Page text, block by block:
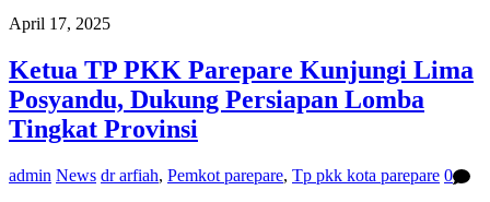
April 17, 2025
Ketua TP PKK Parepare Kunjungi Lima
Posyandu, Dukung Persiapan Lomba
Tingkat Provinsi
admin News dr arfiah, Pemkot parepare, Tp pkk kota parepare 0